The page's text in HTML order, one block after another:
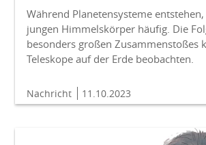
Während Planetensysteme
jungen Himmelskörper häufig. Die
besonders großen Zusammenstoßes
Teleskope auf der Erde beobachten.
Nachricht 11.10.2023